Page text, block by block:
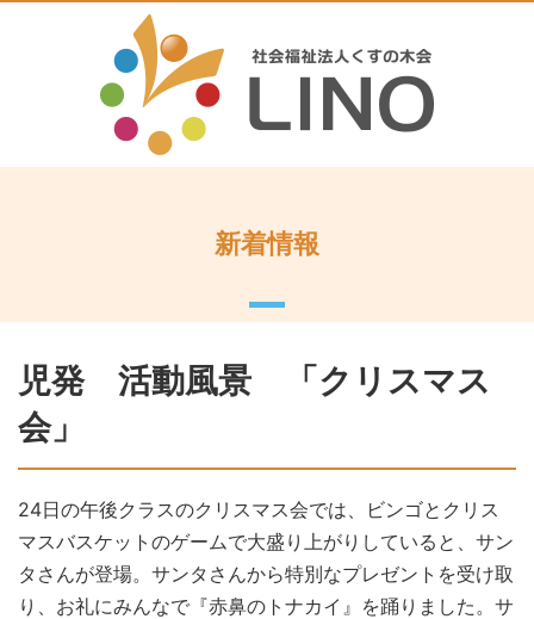
新着情報
児発 活動風景 「クリスマス
会」
24日の午後クラスのクリスマス会では、ビンゴとクリス
マスバスケットのゲームで大盛り上がりしていると、サン
タさんが登場。サンタさんから特別なプレゼントを受け取
り、お礼にみんなで『赤鼻のトナカイ』を踊りました。サ